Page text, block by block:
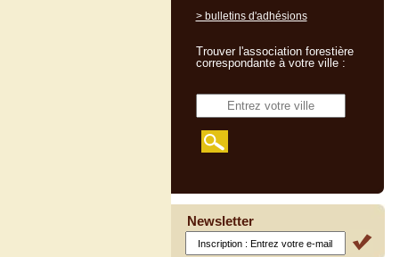
> bulletins d'adhésions
Trouver l'association forestière
correspondante à votre ville :
Newsletter